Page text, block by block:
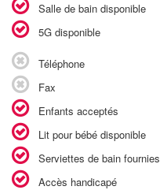
Salle de bain disponible
5G disponible
Téléphone
Fax
Enfants acceptés
Lit pour bébé disponible
Serviettes de bain fournies
Accès handicapé